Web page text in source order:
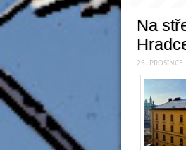
Na
25.